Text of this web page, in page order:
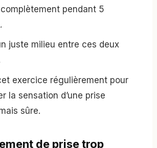
pendant 5
juste milieu entre ces deux
exercice régulièrement pour
la sensation d’une prise
sûre.
de prise trop